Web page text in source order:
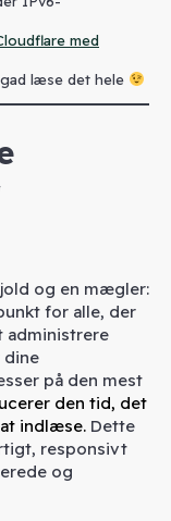
med
læse det hele
og en mægler:
for alle, der
administrere
dine
på den mest
den tid, det
at indlæse. Dette
responsivt
og